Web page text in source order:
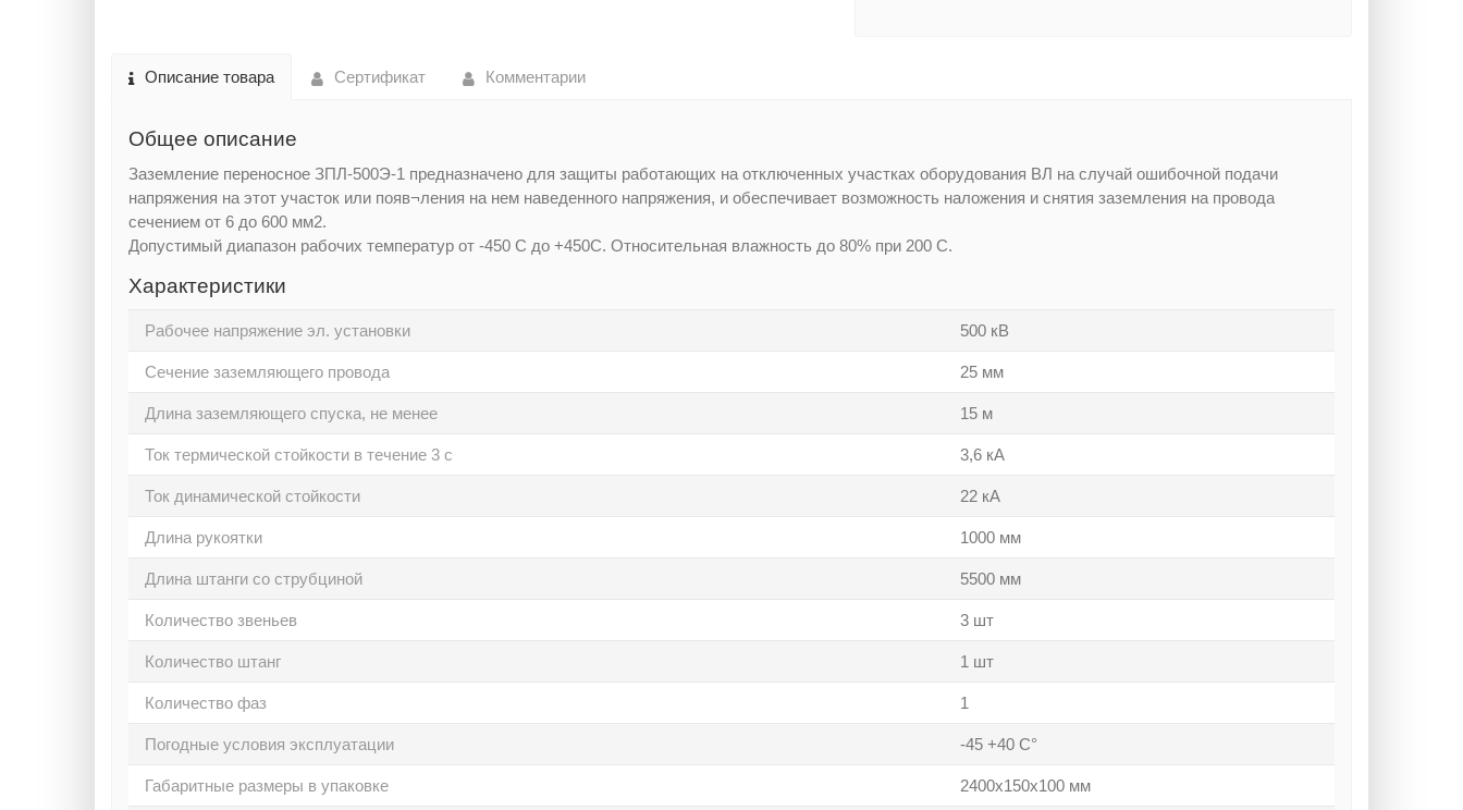
Описание товара Сертификат Комментарии
Общее описание
Заземление переносное ЗПЛ-500Э-1 предназначено для защиты работающих на отключенных участках оборудования ВЛ на случай ошибочной подачи
напряжения на этот участок или появ¬ления на нем наведенного напряжения, и обеспечивает возможность наложения и снятия заземления на провода
сечением от 6 до 600 мм2.
Допустимый диапазон рабочих температур от -450 С до +450С. Относительная влажность до 80% при 200 С.
Характеристики
Рабочее напряжение эл. установки 500 кВ
Сечение заземляющего провода 25 мм
Длина заземляющего спуска, не менее 15 м
Ток термической стойкости в течение 3 с 3,6 кА
Ток динамической стойкости 22 кА
Длина рукоятки 1000 мм
Длина штанги со струбциной 5500 мм
Количество звеньев 3 шт
Количество штанг 1 шт
Количество фаз 1
Погодные условия эксплуатации -45 +40 С°
Габаритные размеры в упаковке 2400х150х100 мм